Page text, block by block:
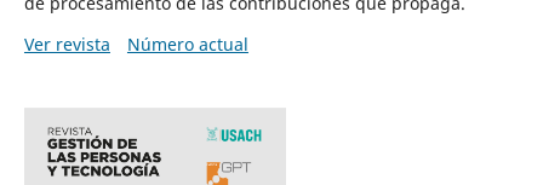
Ver revista
Número actual